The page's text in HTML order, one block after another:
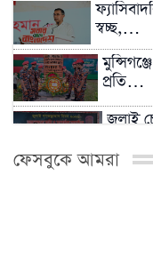
স্বচ্ছ,…
প্রতি…
জুলাই
ফেসবুকে আমরা